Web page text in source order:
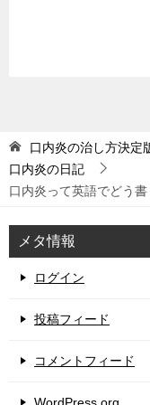
口内炎の治し方決定
口内炎の日記
口内炎って英語でどう
メタ情報
ログイン
投稿フィード
コメントフィード
WordPress.org